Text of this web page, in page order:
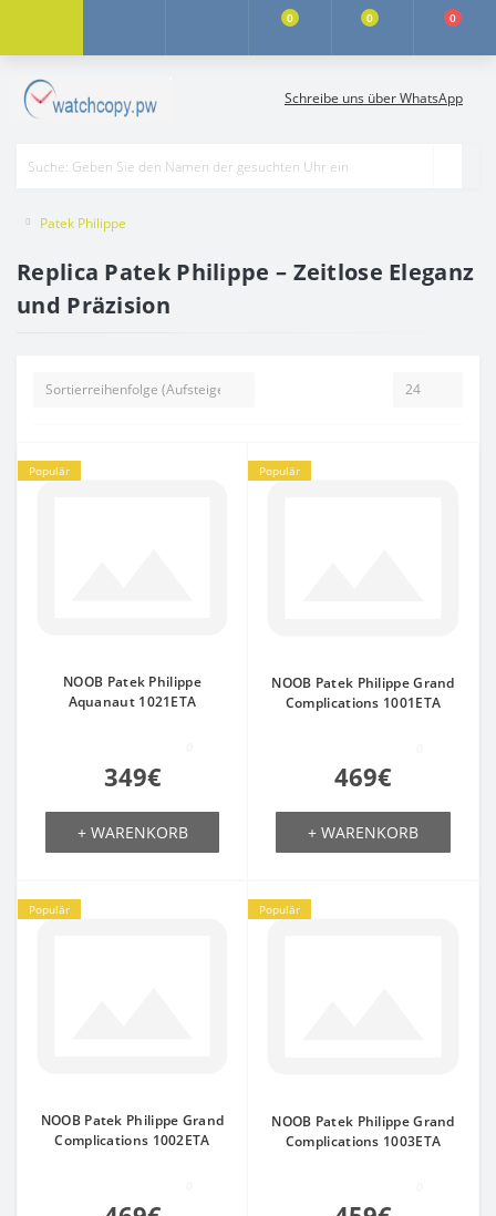
0 0 0
Schreibe uns über WhatsApp
Patek Philippe
Replica Patek Philippe – Zeitlose Eleganz
und Präzision
Populär
NOOB Patek Philippe
Aquanaut 1021ETA
349€
+ WARENKORB
Populär
NOOB Patek Philippe Grand
Complications 1001ETA
469€
+ WARENKORB
Populär
NOOB Patek Philippe Grand
Complications 1002ETA
Populär
NOOB Patek Philippe Grand
Complications 1003ETA